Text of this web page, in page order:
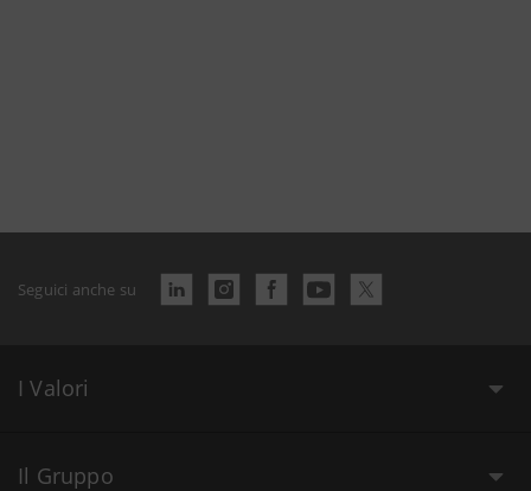
Seguici anche su
I Valori
Il Gruppo